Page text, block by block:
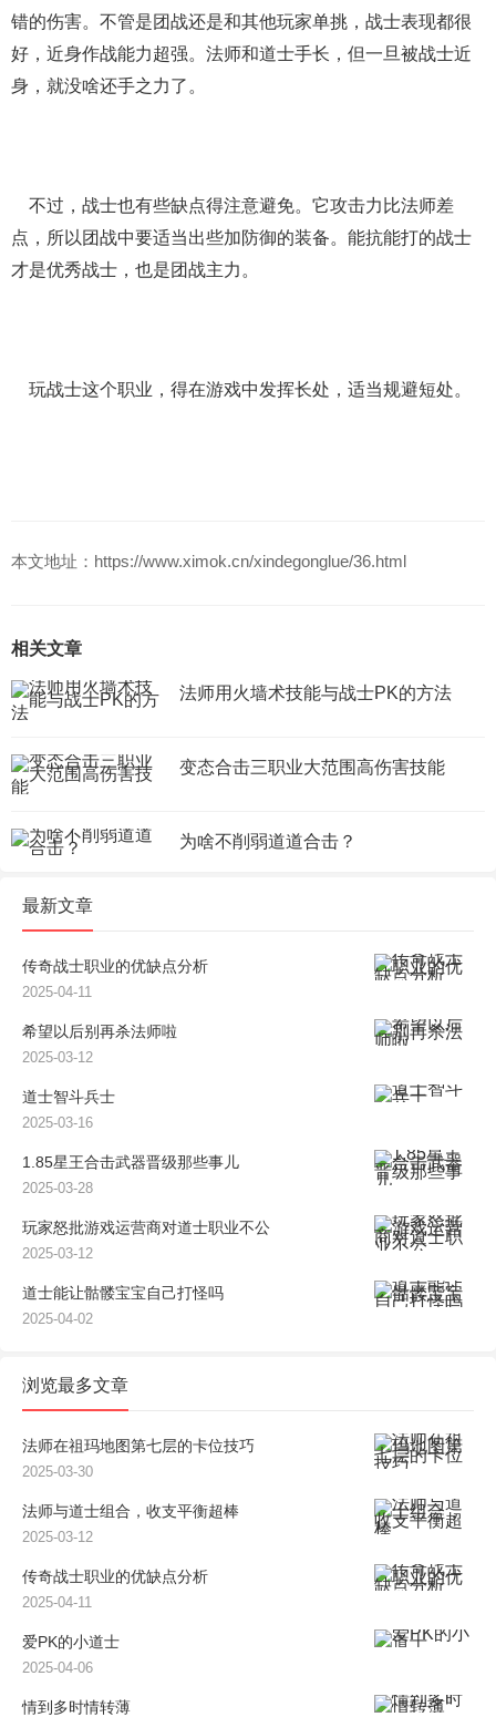
错的伤害。不管是团战还是和其他玩家单挑，战士表现都很
好，近身作战能力超强。法师和道士手长，但一旦被战士近
身，就没啥还手之力了。
不过，战士也有些缺点得注意避免。它攻击力比法师差
点，所以团战中要适当出些加防御的装备。能抗能打的战士
才是优秀战士，也是团战主力。
玩战士这个职业，得在游戏中发挥长处，适当规避短处。
本文地址：https://www.ximok.cn/xindegonglue/36.html
相关文章
法师用火墙术技能与战士PK的方法
变态合击三职业大范围高伤害技能
为啥不削弱道道合击？
最新文章
传奇战士职业的优缺点分析
2025-04-11
希望以后别再杀法师啦
2025-03-12
道士智斗兵士
2025-03-16
1.85星王合击武器晋级那些事儿
2025-03-28
玩家怒批游戏运营商对道士职业不公
2025-03-12
道士能让骷髅宝宝自己打怪吗
2025-04-02
浏览最多文章
法师在祖玛地图第七层的卡位技巧
2025-03-30
法师与道士组合，收支平衡超棒
2025-03-12
传奇战士职业的优缺点分析
2025-04-11
爱PK的小道士
2025-04-06
情到多时情转薄